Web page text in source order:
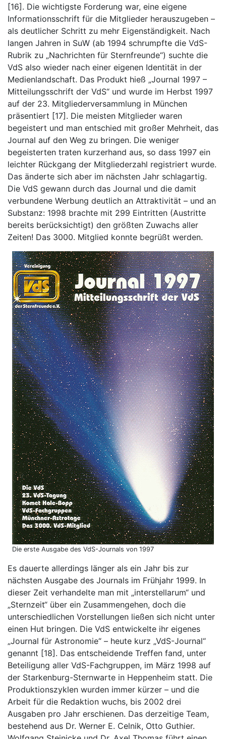
[16]. Die wichtigste Forderung war, eine eigene
Informationsschrift für die Mitglieder herauszugeben –
als deutlicher Schritt zu mehr Eigenständigkeit. Nach
langen Jahren in SuW (ab 1994 schrumpfte die VdS-
Rubrik zu „Nachrichten für Sternfreunde“) suchte die
VdS also wieder nach einer eigenen Identität in der
Medienlandschaft. Das Produkt hieß „Journal 1997 –
Mitteilungsschrift der VdS“ und wurde im Herbst 1997
auf der 23. Mitgliederversammlung in München
präsentiert [17]. Die meisten Mitglieder waren
begeistert und man entschied mit großer Mehrheit, das
Journal auf den Weg zu bringen. Die weniger
begeisterten traten kurzerhand aus, so dass 1997 ein
leichter Rückgang der Mitgliederzahl registriert wurde.
Das änderte sich aber im nächsten Jahr schlagartig.
Die VdS gewann durch das Journal und die damit
verbundene Werbung deutlich an Attraktivität – und an
Substanz: 1998 brachte mit 299 Eintritten (Austritte
bereits berücksichtigt) den größten Zuwachs aller
Zeiten! Das 3000. Mitglied konnte begrüßt werden.
Die erste Ausgabe des VdS-Journals von 1997
Es dauerte allerdings länger als ein Jahr bis zur
nächsten Ausgabe des Journals im Frühjahr 1999. In
dieser Zeit verhandelte man mit „interstellarum“ und
„Sternzeit“ über ein Zusammengehen, doch die
unterschiedlichen Vorstellungen ließen sich nicht unter
einen Hut bringen. Die VdS entwickelte ihr eigenes
„Journal für Astronomie“ – heute kurz „VdS-Journal“
genannt [18]. Das entscheidende Treffen fand, unter
Beteiligung aller VdS-Fachgruppen, im März 1998 auf
der Starkenburg-Sternwarte in Heppenheim statt. Die
Produktionszyklen wurden immer kürzer – und die
Arbeit für die Redaktion wuchs, bis 2002 drei
Ausgaben pro Jahr erschienen. Das derzeitige Team,
bestehend aus Dr. Werner E. Celnik, Otto Guthier.